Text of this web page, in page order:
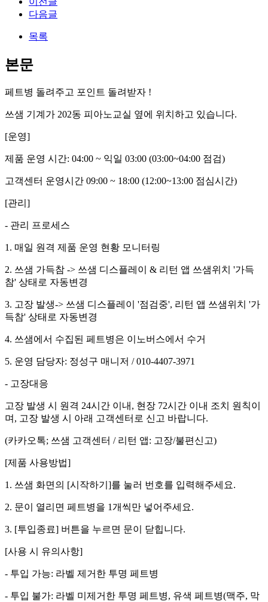
다음글
목록
본문
페트병 돌려주고 포인트 돌려받자 !
쓰샘 기계가 202동 피아노교실 옆에 위치하고 있습니다.
[운영]
제품 운영 시간: 04:00 ~ 익일 03:00 (03:00~04:00 점검)
고객센터 운영시간 09:00 ~ 18:00 (12:00~13:00 점심시간)
[관리]
- 관리 프로세스
1. 매일 원격 제품 운영 현황 모니터링
2. 쓰샘 가득참 -> 쓰샘 디스플레이 & 리턴 앱 쓰샘위치 '가득
참' 상태로 자동변경
3. 고장 발생-> 쓰샘 디스플레이 '점검중', 리턴 앱 쓰샘위치 '가
득참' 상태로 자동변경
4. 쓰샘에서 수집된 페트병은 이노버스에서 수거
5. 운영 담당자: 정성구 매니저 / 010-4407-3971
- 고장대응
고장 발생 시 원격 24시간 이내, 현장 72시간 이내 조치 원칙이
며, 고장 발생 시 아래 고객센터로 신고 바랍니다.
(카카오톡; 쓰샘 고객센터 / 리턴 앱: 고장/불편신고)
[제품 사용방법]
1. 쓰샘 화면의 [시작하기]를 눌러 번호를 입력해주세요.
2. 문이 열리면 페트병을 1개씩만 넣어주세요.
3. [투입종료] 버튼을 누르면 문이 닫힙니다.
[사용 시 유의사항]
- 투입 가능: 라벨 제거한 투명 페트병
- 투입 불가: 라벨 미제거한 투명 페트병, 유색 페트병(맥주, 막